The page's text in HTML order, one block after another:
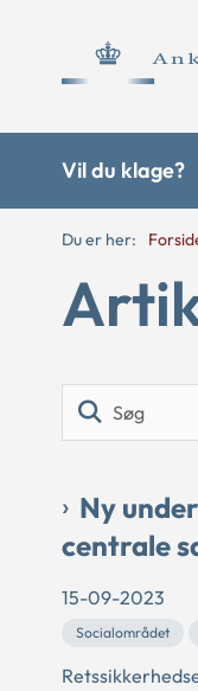
Vil du klage?
Du er her:
Ny
centrale
15-09-2023
Socialområdet